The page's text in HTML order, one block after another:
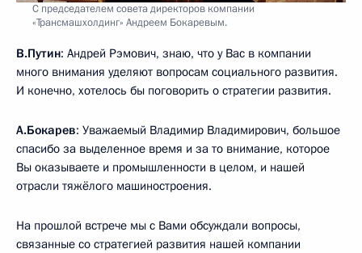
С председателем совета директоров компании
«Трансмашхолдинг» Андреем Бокаревым.
В.Путин: Андрей Рэмович, знаю, что у Вас в компании
много внимания уделяют вопросам социального развития.
И конечно, хотелось бы поговорить о стратегии развития.
А.Бокарев: Уважаемый Владимир Владимирович, большое
спасибо за выделенное время и за то внимание, которое
Вы оказываете и промышленности в целом, и нашей
отрасли тяжёлого машиностроения.
На прошлой встрече мы с Вами обсуждали вопросы,
связанные со стратегией развития нашей компании